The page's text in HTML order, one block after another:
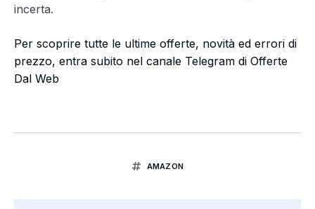
incerta.
Per scoprire tutte le ultime offerte, novità ed errori di
prezzo, entra subito nel canale Telegram di Offerte
Dal Web
AMAZON